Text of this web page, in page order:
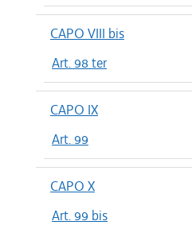
CAPO VIII bis
Art. 98 ter
CAPO IX
Art. 99
CAPO X
Art. 99 bis